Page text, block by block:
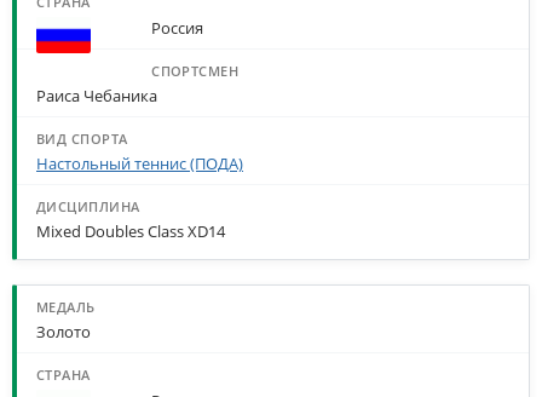
Россия
Раиса Чебаника
Настольный теннис (ПОДА)
Mixed Doubles Class XD14
Золото